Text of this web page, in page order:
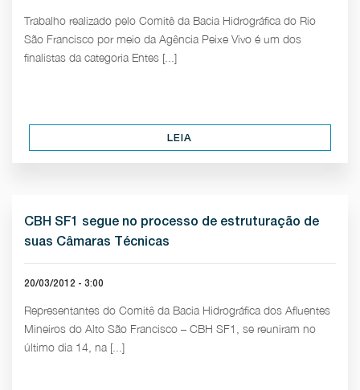
Trabalho realizado pelo Comitê da Bacia Hidrográfica do Rio
São Francisco por meio da Agência Peixe Vivo é um dos
finalistas da categoria Entes [...]
LEIA
CBH SF1 segue no processo de estruturação de
suas Câmaras Técnicas
20/03/2012 - 3:00
Representantes do Comitê da Bacia Hidrográfica dos Afluentes
Mineiros do Alto São Francisco – CBH SF1, se reuniram no
último dia 14, na [...]